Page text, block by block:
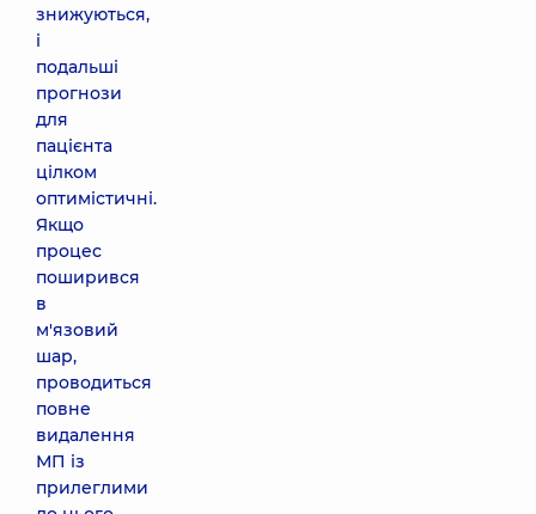
знижуються,
і
подальші
прогнози
для
пацієнта
цілком
оптимістичні.
Якщо
процес
поширився
в
м'язовий
шар,
проводиться
повне
видалення
МП із
прилеглими